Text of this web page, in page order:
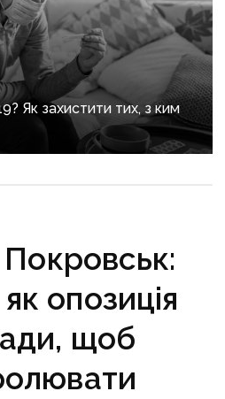
Як захистити тих, з ким
опозиція
щоб